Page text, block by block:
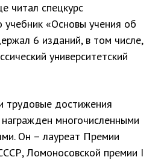
читал спецкурс
учебник «Основы учения об
6 изданий, в том числе,
университетский
трудовые достижения
многочисленными
Он – лауреат Премии
Ломоносовской премии I